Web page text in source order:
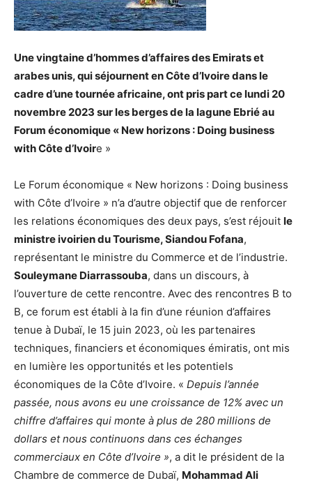
Une vingtaine d’hommes d’affaires des Emirats et
arabes unis, qui séjournent en Côte d’Ivoire dans le
cadre d’une tournée africaine, ont pris part ce lundi 20
novembre 2023 sur les berges de la lagune Ebrié au
Forum économique « New horizons : Doing business
with Côte d’Ivoire »
Le Forum économique « New horizons : Doing business
with Côte d’Ivoire » n’a d’autre objectif que de renforcer
les relations économiques des deux pays, s’est réjouit le
ministre ivoirien du Tourisme, Siandou Fofana,
représentant le ministre du Commerce et de l’industrie.
Souleymane Diarrassouba, dans un discours, à
l’ouverture de cette rencontre. Avec des rencontres B to
B, ce forum est établi à la fin d’une réunion d’affaires
tenue à Dubaï, le 15 juin 2023, où les partenaires
techniques, financiers et économiques émiratis, ont mis
en lumière les opportunités et les potentiels
économiques de la Côte d’Ivoire. « Depuis l’année
passée, nous avons eu une croissance de 12% avec un
chiffre d’affaires qui monte à plus de 280 millions de
dollars et nous continuons dans ces échanges
commerciaux en Côte d’Ivoire », a dit le président de la
Chambre de commerce de Dubaï, Mohammad Ali